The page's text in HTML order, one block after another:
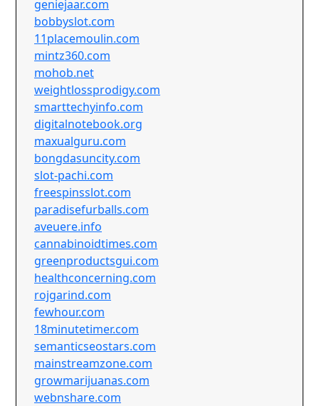
geniejaar.com
bobbyslot.com
11placemoulin.com
mintz360.com
mohob.net
weightlossprodigy.com
smarttechyinfo.com
digitalnotebook.org
maxualguru.com
bongdasuncity.com
slot-pachi.com
freespinsslot.com
paradisefurballs.com
aveuere.info
cannabinoidtimes.com
greenproductsgui.com
healthconcerning.com
rojgarind.com
fewhour.com
18minutetimer.com
semanticseostars.com
mainstreamzone.com
growmarijuanas.com
webnshare.com